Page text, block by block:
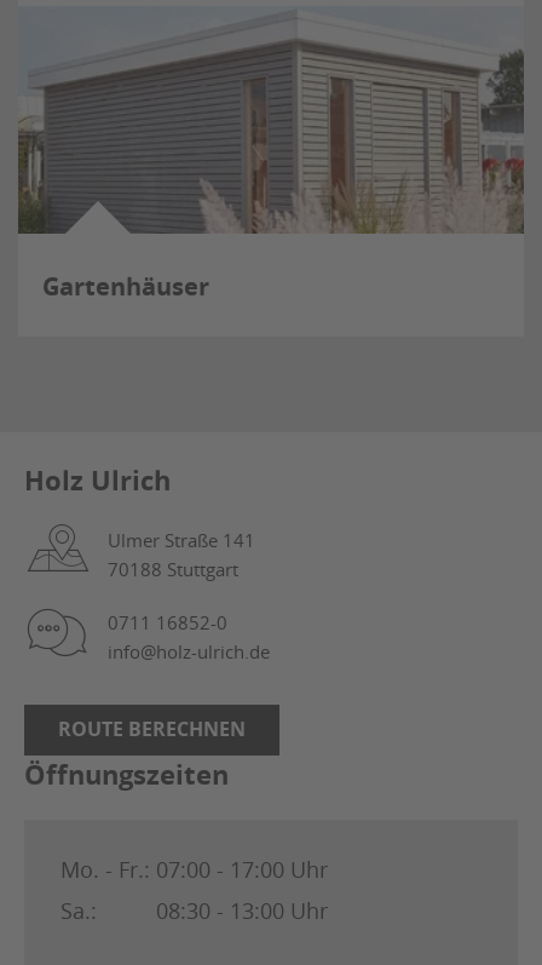
Gartenhäuser
Holz Ulrich
Ulmer Straße 141
70188 Stuttgart
0711 16852-0
info@holz-ulrich.de
ROUTE BERECHNEN
Öffnungszeiten
Mo. - Fr.: 07:00 - 17:00 Uhr
Sa.:
08:30 - 13:00 Uhr